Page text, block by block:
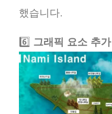
했습니다.
6️⃣ 그래픽 요소 추가